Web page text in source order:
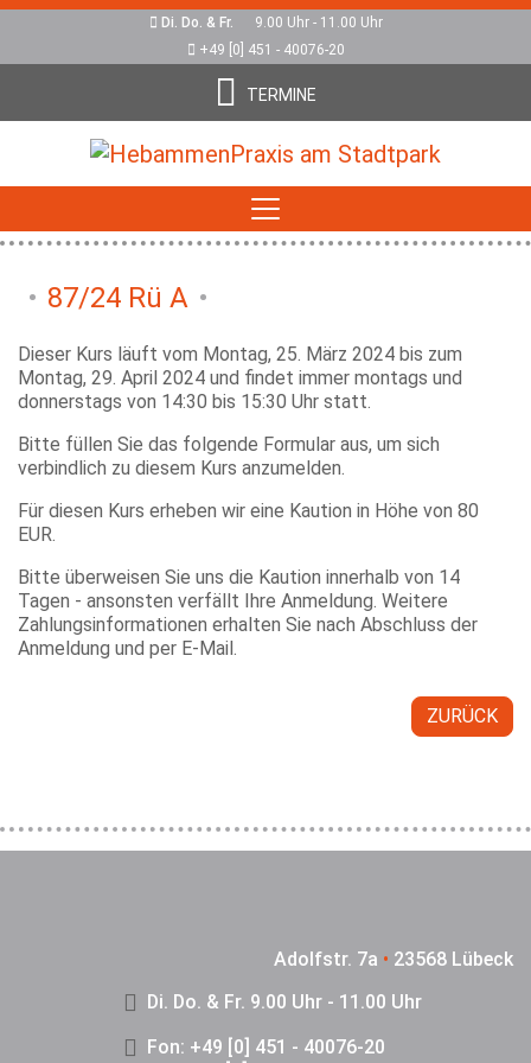
Di. Do. & Fr. 9.00 Uhr - 11.00 Uhr
+49 [0] 451 - 40076-20
TERMINE
87/24 Rü A
Dieser Kurs läuft vom Montag, 25. März 2024 bis zum
Montag, 29. April 2024 und findet immer montags und
donnerstags von 14:30 bis 15:30 Uhr statt.
Bitte füllen Sie das folgende Formular aus, um sich
verbindlich zu diesem Kurs anzumelden.
Für diesen Kurs erheben wir eine Kaution in Höhe von 80
EUR.
Bitte überweisen Sie uns die Kaution innerhalb von 14
Tagen - ansonsten verfällt Ihre Anmeldung. Weitere
Zahlungsinformationen erhalten Sie nach Abschluss der
Anmeldung und per E-Mail.
ZURÜCK
Adolfstr. 7a • 23568 Lübeck
Di. Do. & Fr. 9.00 Uhr - 11.00 Uhr
Fon: +49 [0] 451 - 40076-20